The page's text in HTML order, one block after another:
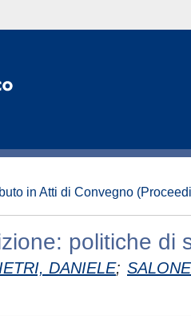
in Atti di Convegno
politiche di
IETRI, DANIELE;